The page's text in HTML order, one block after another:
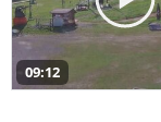
09:12